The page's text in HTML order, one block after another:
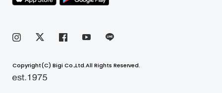
Copyright(C) Bigi Co.,Ltd.All Rights Reserved.